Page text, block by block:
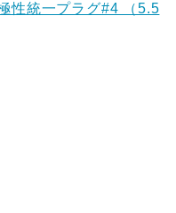
性統一プラグ#4 （5.5